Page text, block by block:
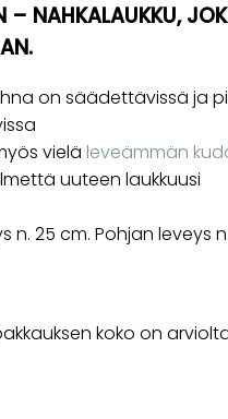
NAHKALAUKKU,
on säädettävissä ja
vielä leveämmän
uuteen laukkuusi
n. 25 cm. Pohjan leveys
koko on